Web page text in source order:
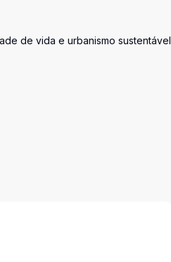
de vida e urbanismo sustentável